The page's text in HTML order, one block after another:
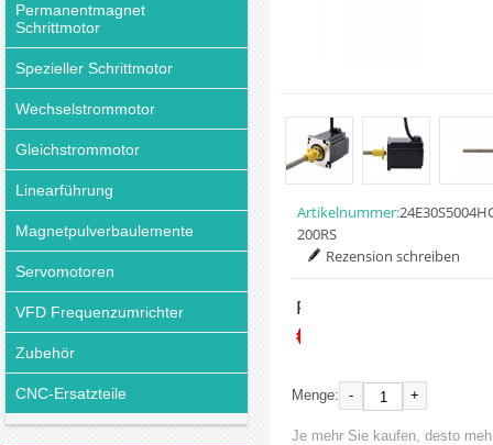
Permanentmagnet
Schrittmotor
Spezieller Schrittmotor
Wechselstrommotor
Gleichstrommotor
Linearführung
Magnetpulverbaulemente
Servomotoren
VFD Frequenzumrichter
Zubehör
CNC-Ersatzteile
Artikelnummer:
200RS
Rezension schreiben
Preis:
€75.29
Menge: - +
Je mehr Sie kaufen, desto